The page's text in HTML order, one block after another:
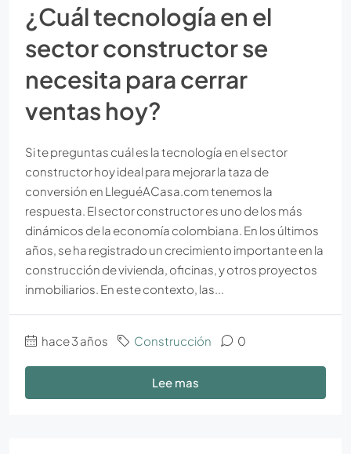
¿Cuál tecnología en el
sector constructor se
necesita para cerrar
ventas hoy?
Si te preguntas cuál es la tecnología en el sector
constructor hoy ideal para mejorar la taza de
conversión en LleguéACasa.com tenemos la
respuesta. El sector constructor es uno de los más
dinámicos de la economía colombiana. En los últimos
años, se ha registrado un crecimiento importante en la
construcción de vivienda, oficinas, y otros proyectos
inmobiliarios. En este contexto, las...
hace 3 años Construcción 0
Lee mas